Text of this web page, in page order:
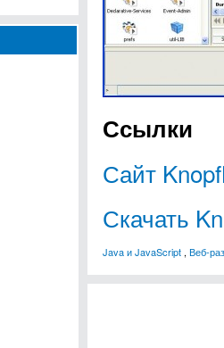
Ссылки
Сайт
Скачать
Java и JavaScript , Веб-